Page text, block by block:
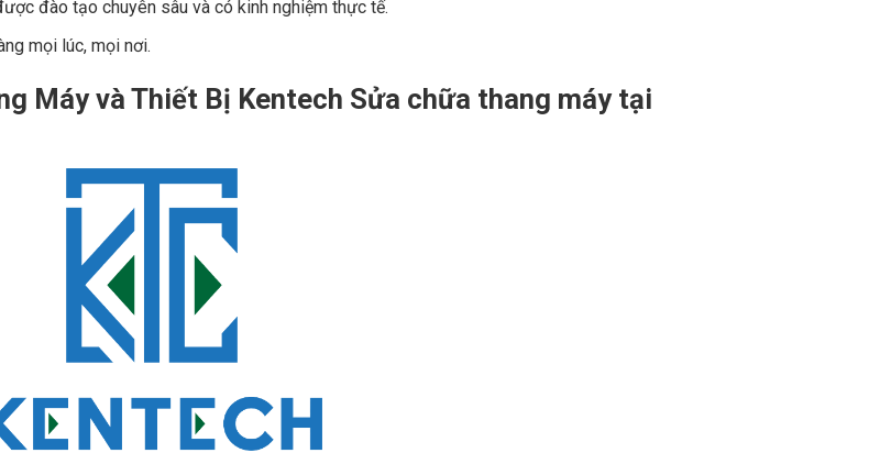
đào tạo chuyên sâu và có kinh nghiệm thực tế.
mọi lúc, mọi nơi.
Máy và Thiết Bị Kentech Sửa chữa thang máy tại